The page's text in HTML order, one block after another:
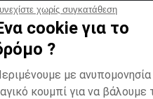
χωρίς συγκατάθεση
cookie για το
?
με
κουμπί για να